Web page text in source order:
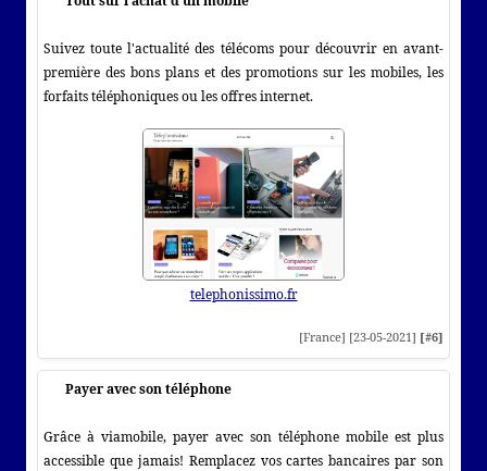
Suivez toute l'actualité des télécoms pour découvrir en avant-
première des bons plans et des promotions sur les mobiles, les
forfaits téléphoniques ou les offres internet.
telephonissimo.fr
[France] [23-05-2021] [#6]
Payer avec son téléphone
Grâce à viamobile, payer avec son téléphone mobile est plus
accessible que jamais! Remplacez vos cartes bancaires par son